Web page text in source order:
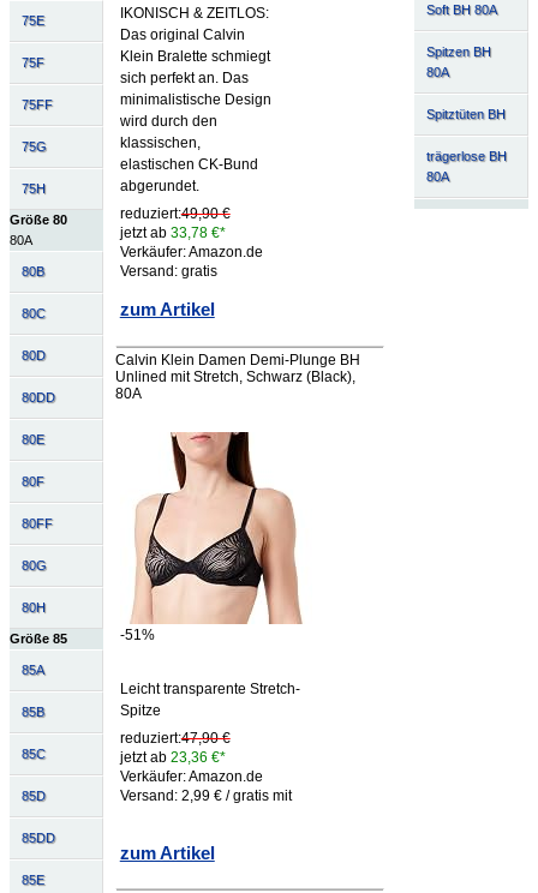
75E
75F
75FF
75G
75H
Größe 80
80A
80B
80C
80D
80DD
80E
80F
80FF
80G
80H
Größe 85
85A
85B
85C
85D
85DD
85E
Soft BH 80A
Spitzen BH
80A
Spitztüten BH
trägerlose BH
80A
IKONISCH & ZEITLOS:
Das original Calvin
Klein Bralette schmiegt
sich perfekt an. Das
minimalistische Design
wird durch den
klassischen,
elastischen CK-Bund
abgerundet.
reduziert:49,90 €
jetzt ab 33,78 €*
Verkäufer: Amazon.de
Versand: gratis
zum Artikel
Calvin Klein Damen Demi-Plunge BH
Unlined mit Stretch, Schwarz (Black),
80A
-51%
Leicht transparente Stretch-
Spitze
reduziert:47,90 €
jetzt ab 23,36 €*
Verkäufer: Amazon.de
Versand: 2,99 € / gratis mit
zum Artikel